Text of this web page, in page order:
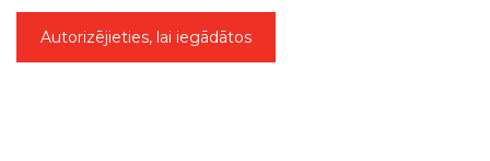
Autorizējieties, lai iegādātos